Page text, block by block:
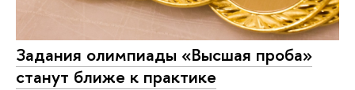
Задания олимпиады «Высшая проба»
станут ближе к практике